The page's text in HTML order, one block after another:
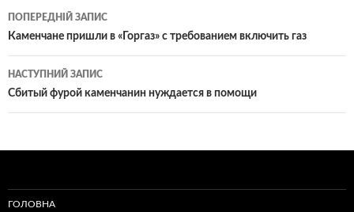
Навігація
по
записам
ПОПЕРЕДНІЙ ЗАПИС
Каменчане пришли в «Горгаз» с требованием включить газ
НАСТУПНИЙ ЗАПИС
Сбитый фурой каменчанин нуждается в помощи
ГОЛОВНА